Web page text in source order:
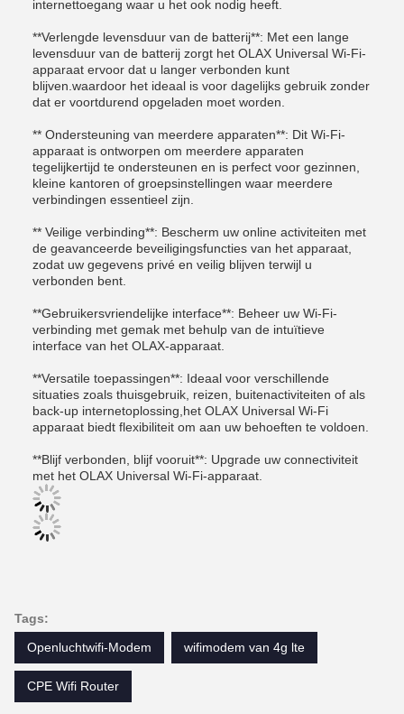
internettoegang waar u het ook nodig heeft.
**Verlengde levensduur van de batterij**: Met een lange
levensduur van de batterij zorgt het OLAX Universal Wi-Fi-
apparaat ervoor dat u langer verbonden kunt
blijven.waardoor het ideaal is voor dagelijks gebruik zonder
dat er voortdurend opgeladen moet worden.
** Ondersteuning van meerdere apparaten**: Dit Wi-Fi-
apparaat is ontworpen om meerdere apparaten
tegelijkertijd te ondersteunen en is perfect voor gezinnen,
kleine kantoren of groepsinstellingen waar meerdere
verbindingen essentieel zijn.
** Veilige verbinding**: Bescherm uw online activiteiten met
de geavanceerde beveiligingsfuncties van het apparaat,
zodat uw gegevens privé en veilig blijven terwijl u
verbonden bent.
**Gebruikersvriendelijke interface**: Beheer uw Wi-Fi-
verbinding met gemak met behulp van de intuïtieve
interface van het OLAX-apparaat.
**Versatile toepassingen**: Ideaal voor verschillende
situaties zoals thuisgebruik, reizen, buitenactiviteiten of als
back-up internetoplossing,het OLAX Universal Wi-Fi
apparaat biedt flexibiliteit om aan uw behoeften te voldoen.
**Blijf verbonden, blijf vooruit**: Upgrade uw connectiviteit
met het OLAX Universal Wi-Fi-apparaat.
Tags:
Openluchtwifi-Modem
wifimodem van 4g lte
CPE Wifi Router